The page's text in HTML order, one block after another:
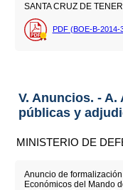
SANTA CRUZ DE
PDF (BOE-B-2014-
V. Anuncios. -
públicas y
MINISTERIO DE
Anuncio de
Económicos del Mando